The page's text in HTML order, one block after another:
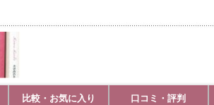
比較・お気に入り 口コミ・評判